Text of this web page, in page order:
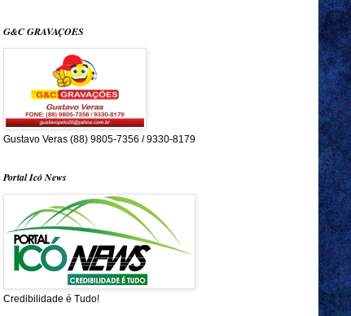
G&C GRAVAÇOES
Gustavo Veras (88) 9805-7356 / 9330-8179
Portal Icó News
Credibilidade é Tudo!